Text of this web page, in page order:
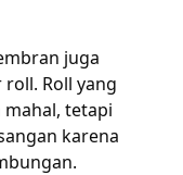
juga
Roll yang
mahal, tetapi
karena